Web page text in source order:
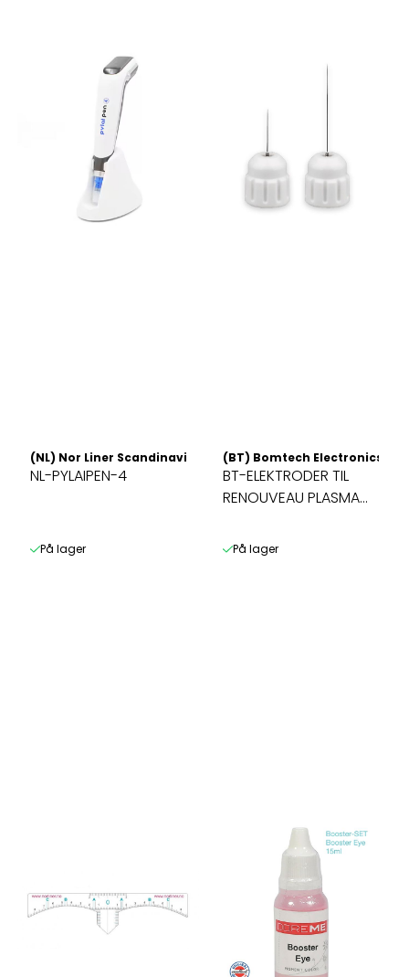
(NL) Nor Liner Scandinavia AS
NL-PYLAIPEN-4
På lager
(BT) Bomtech Electronics CO.
BT-ELEKTRODER TIL
RENOUVEAU PLASMA
På lager